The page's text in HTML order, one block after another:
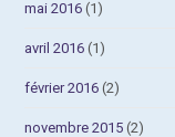
mai 2016 (1)
avril 2016 (1)
février 2016 (2)
novembre 2015 (2)